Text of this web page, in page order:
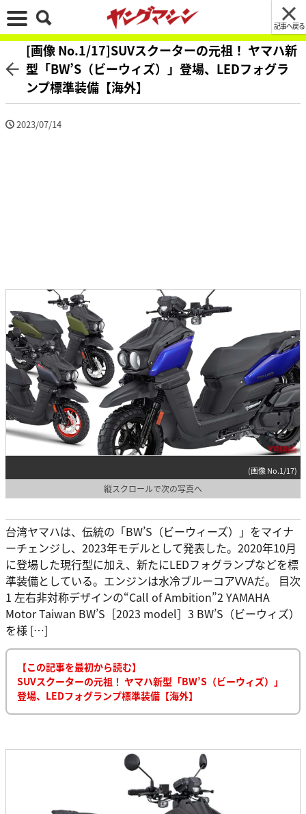
記事へ戻る
[画像 No.1/17]SUVスクーターの元祖！ ヤマハ新
型「BW’S（ビーウィズ）」登場、LEDフォグラ
ンプ標準装備【海外】
2023/07/14
(画像 No.1/17)
縦スクロールで次の写真へ
台湾ヤマハは、伝統の「BW’S（ビーウィーズ）」をマイナ
ーチェンジし、2023年モデルとして発表した。2020年10月
に登場した現行型に加え、新たにLEDフォグランプなどを標
準装備としている。エンジンは水冷ブルーコアVVAだ。 目次
1 左右非対称デザインの“Call of Ambition”2 YAMAHA
Motor Taiwan BW’S［2023 model］3 BW’S（ビーウィズ）
を様 […]
【この記事を最初から読む】
SUVスクーターの元祖！ ヤマハ新型「BW’S（ビーウィズ）」
登場、LEDフォグランプ標準装備【海外】